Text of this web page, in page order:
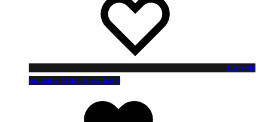
Liste de
souhaits Liste de souhaits